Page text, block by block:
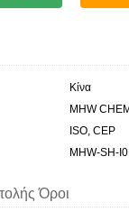
Κίνα
MHW
ISO, CEP
MHW-SH-
Όροι